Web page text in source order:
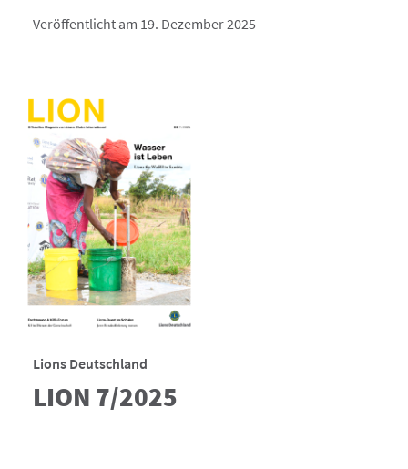
Veröffentlicht am 19. Dezember 2025
Lions Deutschland
LION 7/2025